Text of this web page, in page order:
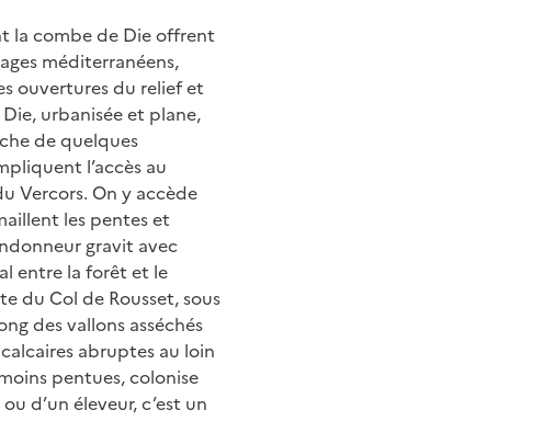
la combe de Die offrent
méditerranéens,
ouvertures du relief et
urbanisée et plane,
de quelques
l’accès au
Vercors. On y accède
les pentes et
gravit avec
entre la forêt et le
du Col de Rousset, sous
des vallons asséchés
abruptes au loin
pentues, colonise
d’un éleveur, c’est un